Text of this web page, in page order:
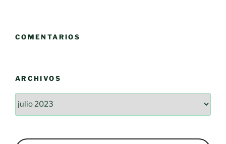
COMENTARIOS
ARCHIVOS
Archivos